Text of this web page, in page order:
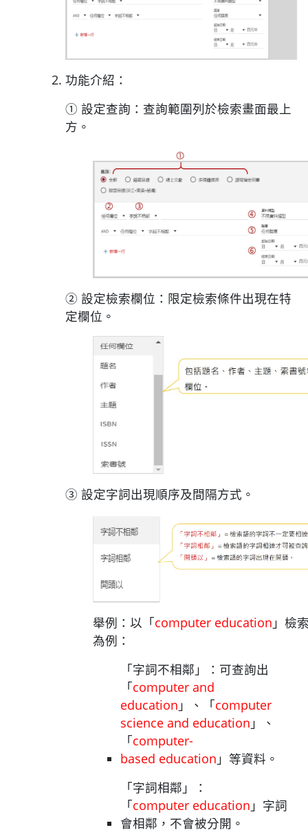
功能介紹：
① 設定查詢：查詢範圍列於檢索畫面最上
方。
② 設定檢索欄位：限定檢索條件出現在特
定欄位。
③ 設定字詞出現順序及間隔方式。
舉例：以「computer education 」檢
為例：
「字詞不相鄰」：可查詢出
「computer and
education 」、「computer
science and education 」、
「computer-
based education 」等資料。
「字詞相鄰」：
「computer education 」字詞
會相鄰，不會被分開。